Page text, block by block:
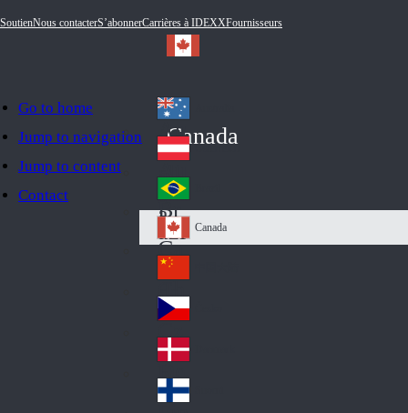
Go to home
Jump to navigation
Jump to content
Contact
SoutienNous contacterS’abonnerCarrières à IDEXXFournisseurs
Canada
Au
str
ali
a
Au
stri
a
Br
azi
l
Ca
na
da
Canada
Ch
ina
Cz
ec
h
De
nm